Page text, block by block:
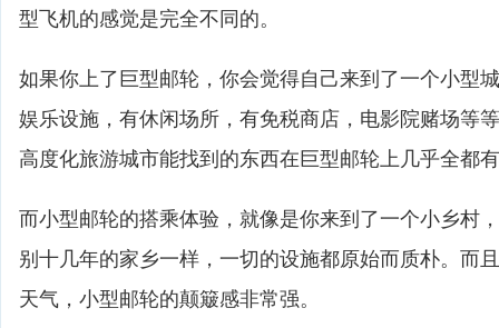
型飞机的感觉是完全不同的。
如果你上了巨型邮轮，你会觉得自己来到了一个小型
娱乐设施，有休闲场所，有免税商店，电影院赌场等
高度化旅游城市能找到的东西在巨型邮轮上几乎全都
而小型邮轮的搭乘体验，就像是你来到了一个小乡村
别十几年的家乡一样，一切的设施都原始而质朴。而
天气，小型邮轮的颠簸感非常强。